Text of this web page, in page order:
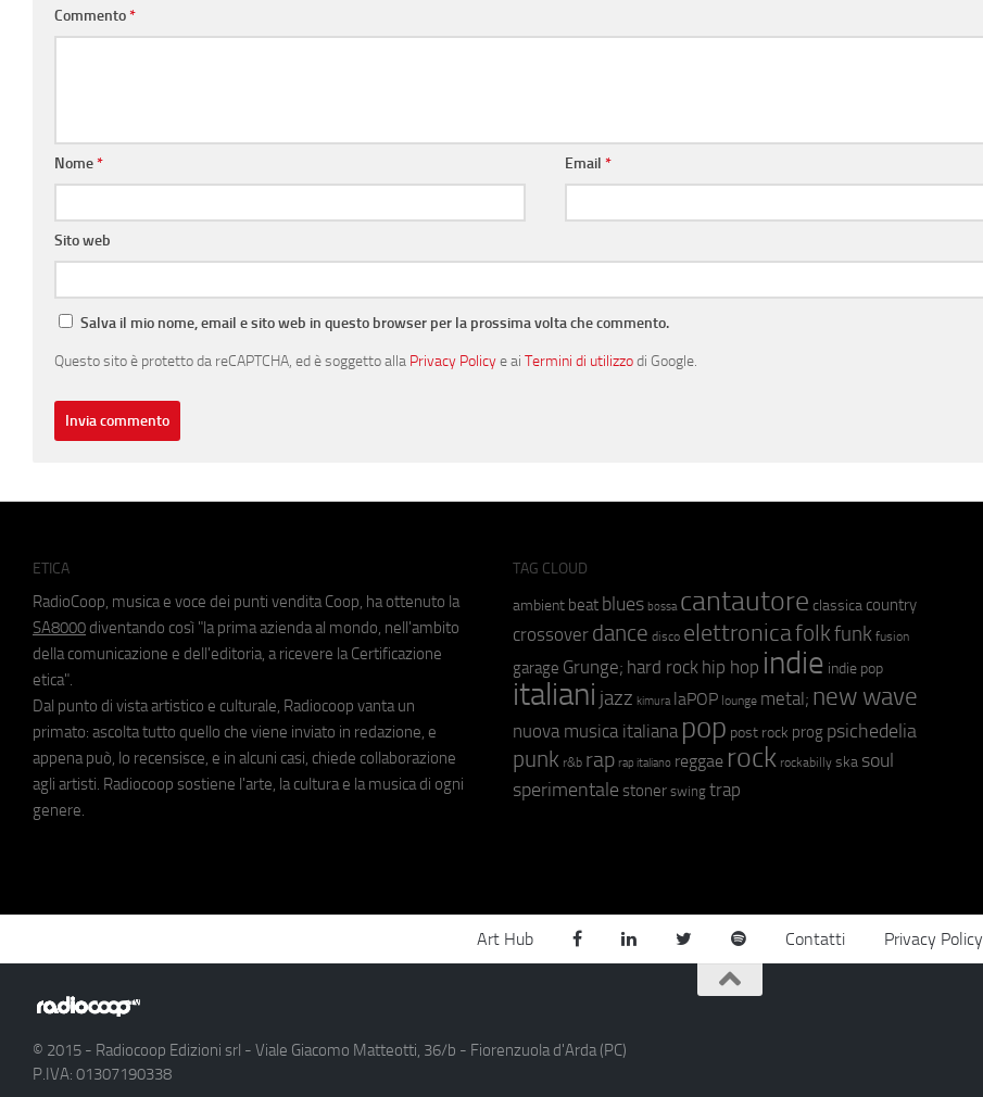
Commento*
Nome* Email*
Sito web
Salva il mio nome, email e sito web in questo browser per la prossima volta che commento.
Questo sito è protetto da reCAPTCHA, ed è soggetto alla Privacy Policye ai Termini di utilizzodi Google.
ETICA
RadioCoop, musica e voce dei punti vendita Coop, ha ottenuto la
SA8000 diventando così "la prima azienda al mondo, nell'ambito
della comunicazione e dell'editoria, a ricevere la Certificazione
etica".
Dal punto di vista artistico e culturale, Radiocoop vanta un
primato: ascolta tutto quello che viene inviato in redazione, e
appena può, lo recensisce, e in alcuni casi, chiede collaborazione
agli artisti. Radiocoop sostiene l'arte, la cultura e la musica di ogni
genere.
TAG CLOUD
ambient beat blues bossa cantautore classica country
crossover dance disco elettronicafolkfunk fusion
garage Grunge; hard rock hip hop indie indie pop
italiani jazz kimura laPOP lounge metal; new wave
nuova musica italiana pop post rock prog psichedelia
punk r&b rap rap italiano reggae rock rockabilly ska soul
sperimentale stoner swing trap
Art Hub Contatti Privacy Policy
© 2015 - Radiocoop Edizioni srl - Viale Giacomo Matteotti, 36/b - Fiorenzuola d'Arda (PC)
P.IVA: 01307190338